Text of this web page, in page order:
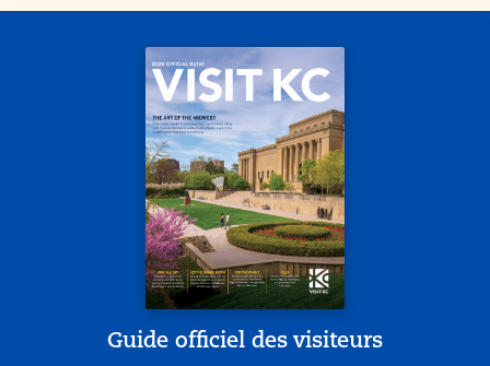
Guide officiel des visiteurs